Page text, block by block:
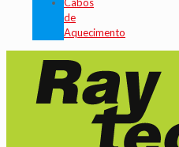
Cabos
de
Aquecimento